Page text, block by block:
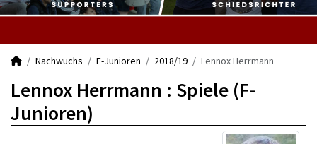
Nachwuchs F-Junioren 2018/19 Lennox Herrmann
Lennox Herrmann : Spiele (F-
Junioren)